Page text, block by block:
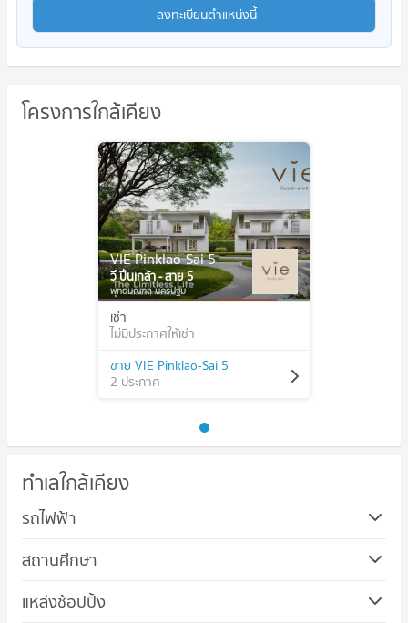
ลงทะเบียนตำแหน่งนี้
โครงการใกล้เคียง
VIE Pinklao-Sai 5
วี ปิ่นเกล้า - สาย 5
พุทธมณฑล นครปฐม
เช่า
ไม่มีประกาศให้เช่า
ขาย VIE Pinklao-Sai 5
2 ประกาศ
ทำเลใกล้เคียง
รถไฟฟ้า
สถานศึกษา
คอนโด ม.มหิดล ศาลายา
แหล่งช้อปปิ้ง